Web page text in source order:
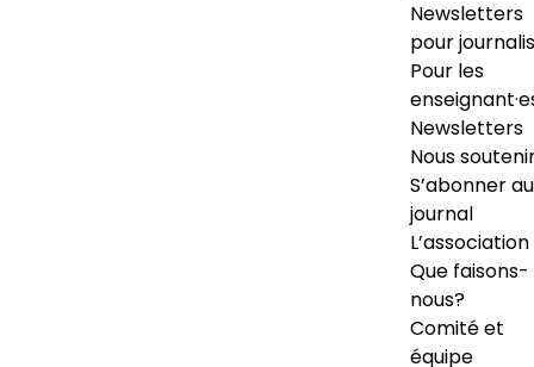
Newsletters
pour
Pour les
Newsletters
Nous
S’abonner au
journal
L’association
Que faisons-
nous?
Comité et
équipe